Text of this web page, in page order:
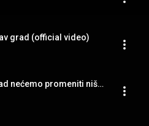
grad (official video)
Čuvari Stvari - Nikad nećemo promeniti ništa (official audio)